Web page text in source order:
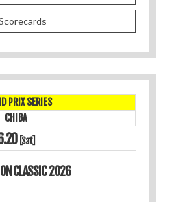
PRIX SERIES
CHIBA
[Sat]
CLASSIC 2026